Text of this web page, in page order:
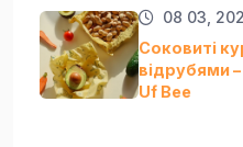
08 03,
Соковиті
відрубями
Uf Bee